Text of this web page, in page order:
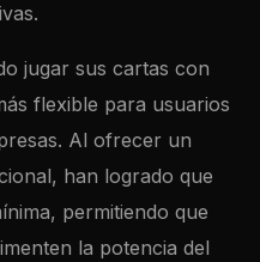
jugar sus cartas con
flexible para usuarios
Al ofrecer un
han logrado que
permitiendo que
la potencia del